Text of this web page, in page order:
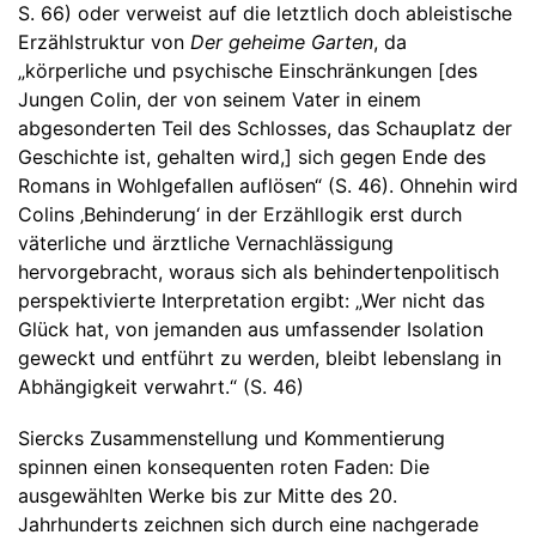
S. 66) oder verweist auf die letztlich doch ableistische
Erzählstruktur von Der geheime Garten, da
„körperliche und psychische Einschränkungen [des
Jungen Colin, der von seinem Vater in einem
abgesonderten Teil des Schlosses, das Schauplatz der
Geschichte ist, gehalten wird,] sich gegen Ende des
Romans in Wohlgefallen auflösen“ (S. 46). Ohnehin wird
Colins ‚Behinderung‘ in der Erzähllogik erst durch
väterliche und ärztliche Vernachlässigung
hervorgebracht, woraus sich als behindertenpolitisch
perspektivierte Interpretation ergibt: „Wer nicht das
Glück hat, von jemanden aus umfassender Isolation
geweckt und entführt zu werden, bleibt lebenslang in
Abhängigkeit verwahrt.“ (S. 46)
Siercks Zusammenstellung und Kommentierung
spinnen einen konsequenten roten Faden: Die
ausgewählten Werke bis zur Mitte des 20.
Jahrhunderts zeichnen sich durch eine nachgerade